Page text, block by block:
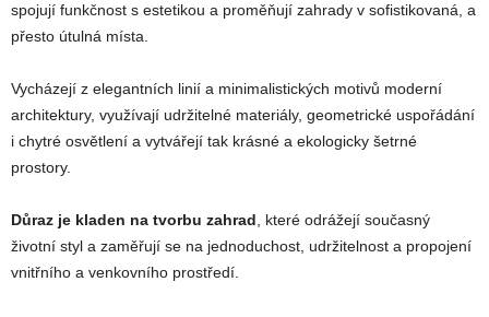
spojují funkčnost s estetikou a proměňují zahrady v sofistikovaná, a
přesto útulná místa.
Vycházejí z elegantních linií a minimalistických motivů moderní
architektury, využívají udržitelné materiály, geometrické uspořádání
i chytré osvětlení a vytvářejí tak krásné a ekologicky šetrné
prostory.
Důraz je kladen na tvorbu zahrad , které odrážejí současný
životní styl a zaměřují se na jednoduchost, udržitelnost a propojení
vnitřního a venkovního prostředí.